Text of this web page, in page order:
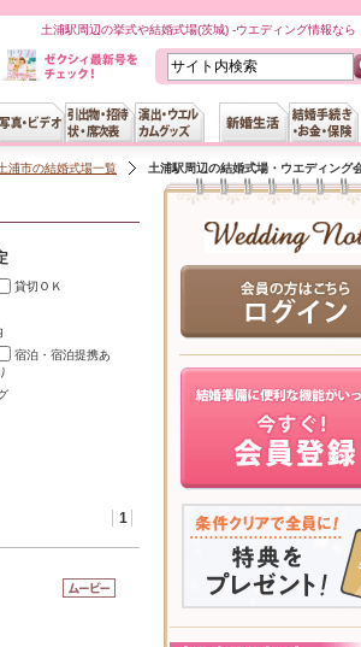
土浦駅周辺の挙式や結婚式場(茨城) -ウエディング情報なら
浦市の結婚式場一覧 土浦駅周辺の結婚式場・ウエディング
貸切ＯＫ
宿泊・宿泊提携あ
1